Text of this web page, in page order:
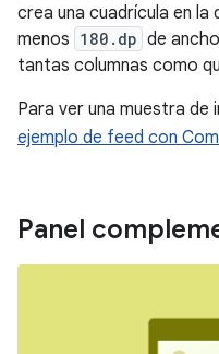
crea una cuadrícula en la
menos 180.dp de
tantas columnas como
Para ver una muestra de
ejemplo de feed con
Panel